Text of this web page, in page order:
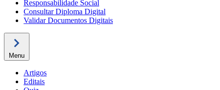
Responsabilidade Social
Consultar Diploma Digital
Validar Documentos Digitais
Menu
Artigos
Editais